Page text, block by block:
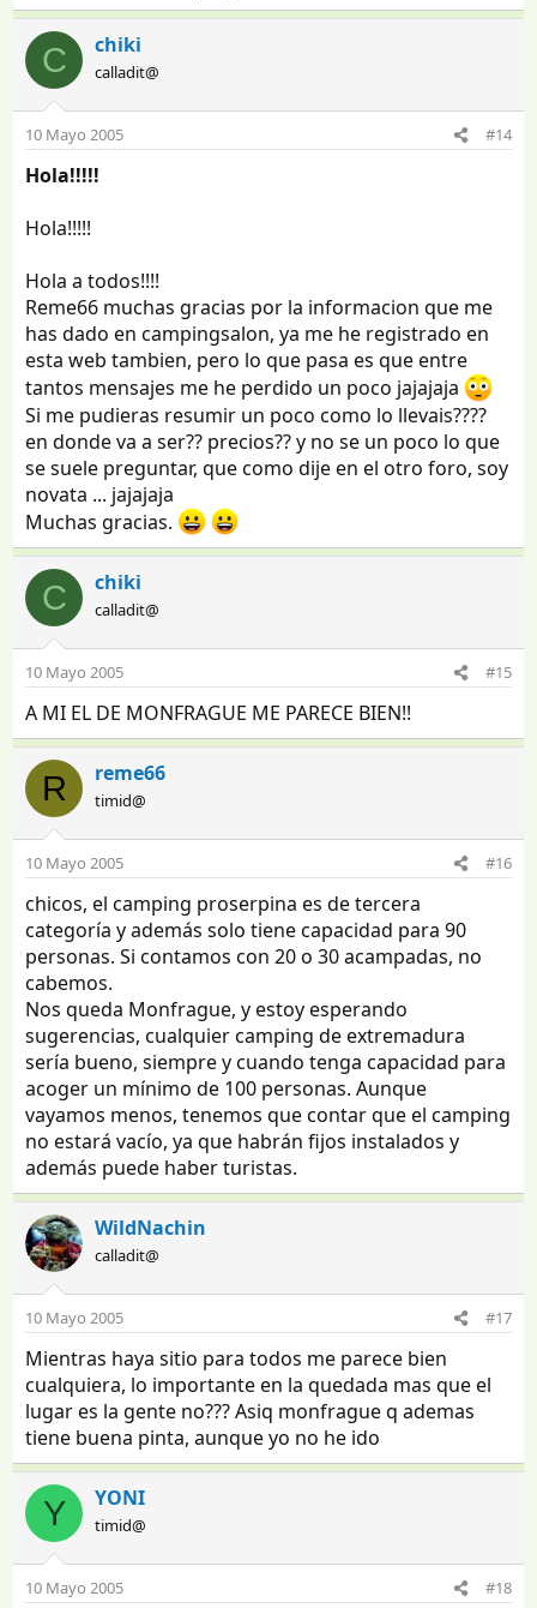
C chiki
calladit@
10 Mayo 2005 #14
Hola!!!!!
Hola!!!!!
Hola a todos!!!!
Reme66 muchas gracias por la informacion que me
has dado en campingsalon, ya me he registrado en
esta web tambien, pero lo que pasa es que entre
tantos mensajes me he perdido un poco jajajaja
Si me pudieras resumir un poco como lo llevais????
en donde va a ser?? precios?? y no se un poco lo que
se suele preguntar, que como dije en el otro foro, soy
novata ... jajajaja
Muchas gracias.
C chiki
calladit@
10 Mayo 2005 #15
A MI EL DE MONFRAGUE ME PARECE BIEN!!
R reme66
timid@
10 Mayo 2005 #16
chicos, el camping proserpina es de tercera
categoría y además solo tiene capacidad para 90
personas. Si contamos con 20 o 30 acampadas, no
cabemos.
Nos queda Monfrague, y estoy esperando
sugerencias, cualquier camping de extremadura
sería bueno, siempre y cuando tenga capacidad para
acoger un mínimo de 100 personas. Aunque
vayamos menos, tenemos que contar que el camping
no estará vacío, ya que habrán fijos instalados y
además puede haber turistas.
WildNachin
calladit@
10 Mayo 2005 #17
Mientras haya sitio para todos me parece bien
cualquiera, lo importante en la quedada mas que el
lugar es la gente no??? Asiq monfrague q ademas
tiene buena pinta, aunque yo no he ido
Y YONI
timid@
10 Mayo 2005 #18